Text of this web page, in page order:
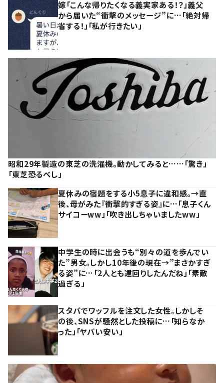
嫁「こんな帰りたくなる義実家ある！？」義父
から届いた“衝撃のメッセージ”に…「絶対帰
省する！」「私が行きたい」
昭和29年製造の東芝の洗濯機。動かしてみると……「驚き」
「東芝恐るべし」
夏休みの宿題をする小5息子に違和感。→直
後、母がみた『衝撃的すぎる姿』に…「息子くん
サイコーww」「吹き出しちゃいましたww」
中学生の時に出会うも“別々の道を歩んでい
た”男女。しかし10年後の現在→”まさかすぎ
る姿”に…「2人とも遠回りしたんだね」「素敵
過ぎる」
スタバでワッフルを注文した女性。しかしそ
の後、SNSが騒然とした投稿に…「知らなか
った」「ヤバい安い」